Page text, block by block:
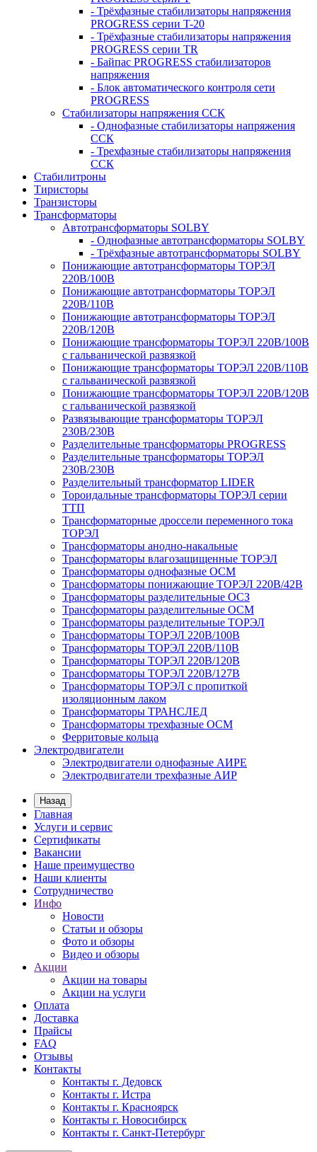
- Трёхфазные стабилизаторы напряжения
PROGRESS серии T-20
- Трёхфазные стабилизаторы напряжения
PROGRESS серии TR
- Байпас PROGRESS стабилизаторов
напряжения
- Блок автоматического контроля сети
PROGRESS
Стабилизаторы напряжения ССК
- Однофазные стабилизаторы напряжения
ССК
- Трехфазные стабилизаторы напряжения
ССК
Стабилитроны
Тиристоры
Транзисторы
Трансформаторы
Автотрансформаторы SOLBY
- Однофазные автотрансформаторы SOLBY
- Трёхфазные автотрансформаторы SOLBY
Понижающие автотрансформаторы ТОРЭЛ
220В/100В
Понижающие автотрансформаторы ТОРЭЛ
220В/110В
Понижающие автотрансформаторы ТОРЭЛ
220В/120В
Понижающие трансформаторы ТОРЭЛ 220В/100В
с гальванической развязкой
Понижающие трансформаторы ТОРЭЛ 220В/110В
с гальванической развязкой
Понижающие трансформаторы ТОРЭЛ 220В/120В
с гальванической развязкой
Развязывающие трансформаторы ТОРЭЛ
230В/230В
Разделительные трансформаторы PROGRESS
Разделительные трансформаторы ТОРЭЛ
230В/230В
Разделительный трансформатор LIDER
Тороидальные трансформаторы ТОРЭЛ серии
ТТП
Трансформаторные дроссели переменного тока
ТОРЭЛ
Трансформаторы анодно-накальные
Трансформаторы влагозащищенные ТОРЭЛ
Трансформаторы однофазные ОСМ
Трансформаторы понижающие ТОРЭЛ 220В/42В
Трансформаторы разделительные ОСЗ
Трансформаторы разделительные ОСМ
Трансформаторы разделительные ТОРЭЛ
Трансформаторы ТОРЭЛ 220В/100В
Трансформаторы ТОРЭЛ 220В/110В
Трансформаторы ТОРЭЛ 220В/120В
Трансформаторы ТОРЭЛ 220В/127В
Трансформаторы ТОРЭЛ с пропиткой
изоляционным лаком
Трансформаторы ТРАНСЛЕД
Трансформаторы трехфазные ОСМ
Ферритовые кольца
Электродвигатели
Электродвигатели однофазные АИРЕ
Электродвигатели трехфазные АИР
Назад
Главная
Услуги и сервис
Сертификаты
Вакансии
Наше преимущество
Наши клиенты
Сотрудничество
Инфо
Новости
Статьи и обзоры
Фото и обзоры
Видео и обзоры
Акции
Акции на товары
Акции на услуги
Оплата
Доставка
Прайсы
FAQ
Отзывы
Контакты
Контакты г. Дедовск
Контакты г. Истра
Контакты г. Красноярск
Контакты г. Новосибирск
Контакты г. Санкт-Петербург